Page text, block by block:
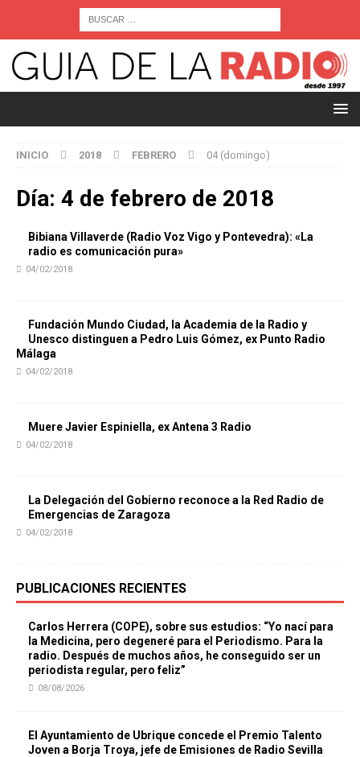
INICIO 2018 FEBRERO 04 (domingo)
Día: 4 de febrero de 2018
Bibiana Villaverde (Radio Voz Vigo y Pontevedra): «La
radio es comunicación pura»
04/02/2018
Fundación Mundo Ciudad, la Academia de la Radio y
Unesco distinguen a Pedro Luis Gómez, ex Punto Radio
Málaga
04/02/2018
Muere Javier Espiniella, ex Antena 3 Radio
04/02/2018
La Delegación del Gobierno reconoce a la Red Radio de
Emergencias de Zaragoza
04/02/2018
PUBLICACIONES RECIENTES
Carlos Herrera (COPE), sobre sus estudios: “Yo nací para
la Medicina, pero degeneré para el Periodismo. Para la
radio. Después de muchos años, he conseguido ser un
periodista regular, pero feliz”
08/08/2026
El Ayuntamiento de Ubrique concede el Premio Talento
Joven a Borja Troya, jefe de Emisiones de Radio Sevilla